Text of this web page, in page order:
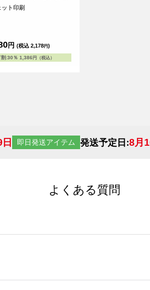
に最適です。 チェキを収納
として、写真を保存するフ
ても便利なアイテムです。
ト印刷
円 (税込 2,178円)
割:30％ 1,386 円（税込）
即日発送アイテム 発送予定日:8月
よくある質問
文の場合は、サポートが担当する
、オンデマンドサービスよりも低価格